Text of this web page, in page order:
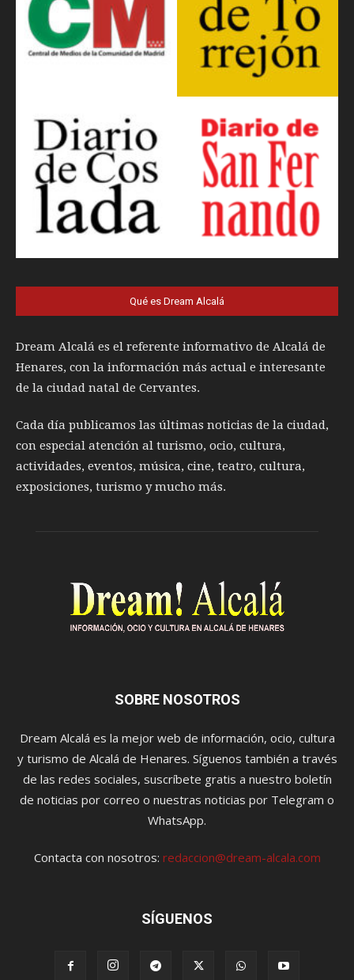
Qué es Dream Alcalá
Dream Alcalá es el referente informativo de Alcalá de
Henares, con la información más actual e interesante
de la ciudad natal de Cervantes.
Cada día publicamos las últimas noticias de la ciudad,
con especial atención al turismo, ocio, cultura,
actividades, eventos, música, cine, teatro, cultura,
exposiciones, turismo y mucho más.
SOBRE NOSOTROS
Dream Alcalá es la mejor web de información, ocio, cultura
y turismo de Alcalá de Henares. Síguenos también a través
de las redes sociales, suscríbete gratis a nuestro boletín
de noticias por correo o nuestras noticias por Telegram o
WhatsApp.
Contacta con nosotros: redaccion@dream-alcala.com
SÍGUENOS